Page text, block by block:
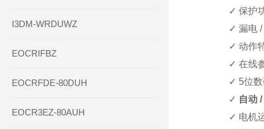
I3DM-WRDUWZ
EOCRIFBZ
EOCRFDE-80DUH
EOCR3EZ-80AUH
✓ 保护
✓ 漏电
✓ 动作
✓ 在线
✓ 5位
✓ 自动
✓ 电机运行